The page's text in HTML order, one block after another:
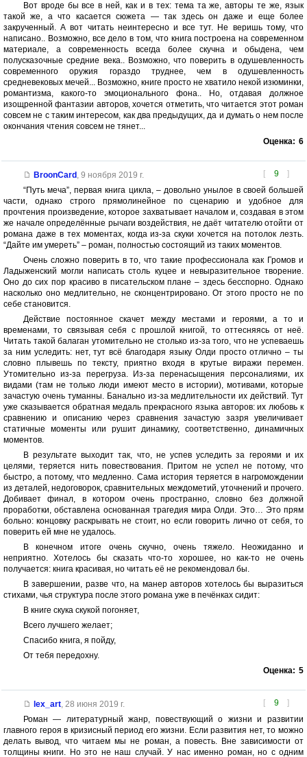
Вот вроде бы все в ней, как и в тех: тема та же, авторы те же, язык
такой же, а что касается сюжета — так здесь он даже и еще более
закрученный. А вот читать неинтересно и все тут. Не веришь тому, что
написано.. Возможно, все дело в том, что книга построена на современном
материале, а современность всегда более скучна и обыдена, чем
полусказочные средние века.. Возможно, что поверить в одушевленность
современного оружия гораздо труднее, чем в одушевленность
средневековых мечей... Возможно, книге просто не хватило некой изюминки,
романтизма, какого-то эмоционального фона.. Но, отдавая должное
изощренной фантазии авторов, хочется отметить, что читается этот роман
совсем не с таким интересом, как два предыдущих, да и думать о нем после
окончания чтения совсем не тянет...
Оценка: 6
[ 9 ]
BroonCard , 9 ноября 2019 г.
“Путь меча”, первая книга цикла, – довольно унылое в своей большей
части, однако строго прямолинейное по сценарию и удобное для
прочтения произведение, которое захватывает началом и, создавая в этом
же начале определённые рычаги воздействия, не даёт читателю отойти от
романа даже в тех моментах, когда из-за скуки хочется на потолок лезть.
“Дайте им умереть” – роман, полностью состоящий из таких моментов.
Очень сложно поверить в то, что такие профессионала как Громов и
Ладыженский могли написать столь куцее и невыразительное творение.
Оно до сих пор красиво в писательском плане – здесь бесспорно. Однако
насколько оно медлительно, не сконцентрировано. От этого просто не по
себе становится.
Действие постоянное скачет между местами и героями, а то и
временами, то связывая себя с прошлой книгой, то оттесняясь от неё.
Читать такой балаган утомительно не столько из-за того, что не успеваешь
за ним уследить: нет, тут всё благодаря языку Олди просто отлично – ты
словно плывешь по тексту, приятно входя в крутые виражи перемен.
Утомительно из-за перегруза. Из-за перенасыщения персоналиями, их
видами (там не только люди имеют место в истории), мотивами, которые
зачастую очень туманны. Банально из-за медлительности их действий. Тут
уже сказывается обратная медаль прекрасного языка авторов: их любовь к
сравнению и описанию через сравнения зачастую зазря увеличивает
статичные моменты или рушит динамику, соответственно, динамичных
моментов.
В результате выходит так, что, не успев уследить за героями и их
целями, теряется нить повествования. Притом не успел не потому, что
быстро, а потому, что медленно. Сама история теряется в нагромождении
из деталей, недоговорок, сравнительных междометий, уточнений и прочего.
Добивает финал, в котором очень пространно, словно без должной
проработки, обставлена основанная трагедия мира Олди. Это… Это прям
больно: концовку раскрывать не стоит, но если говорить лично от себя, то
поверить ей мне не удалось.
В конечном итоге очень скучно, очень тяжело. Неожиданно и
неприятно. Хотелось бы сказать что-то хорошее, но как-то не очень
получается: книга красивая, но читать её не рекомендовал бы.
В завершении, разве что, на манер авторов хотелось бы выразиться
стихами, чья структура после этого романа уже в печёнках сидит:
В книге скука скукой погоняет,
Всего лучшего желает;
Спасибо книга, я пойду,
От тебя передохну.
Оценка: 5
[ 9 ]
lex_art, 28 июня 2019 г.
Роман — литературный жанр, повествующий о жизни и развитии
главного героя в кризисный период его жизни. Если развития нет, то можно
делать вывод, что читаем мы не роман, а повесть. Вне зависимости от
толщины книги. Но это не наш случай. У нас именно роман, но с одним